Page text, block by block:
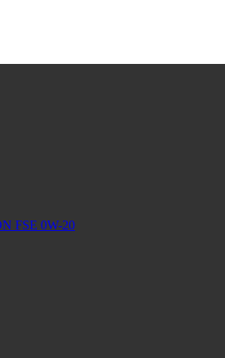
FSE 0W-20